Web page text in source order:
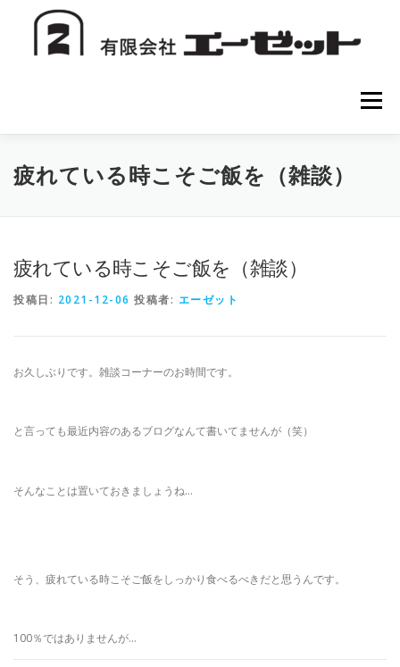
キ
メニュー
HOME 会社案内 注文方法 初めての方へ
疲れている時こそご飯を（雑談）
疲れている時こそご飯を（雑談）
投稿日: 2021-12-06 投稿者: エーゼット
お久しぶりです。雑談コーナーのお時間です。
と言っても最近内容のあるブログなんて書いてませんが（笑）
そんなことは置いておきましょうね…
そう、疲れている時こそご飯をしっかり食べるべきだと思うんです。
100％ではありませんが…